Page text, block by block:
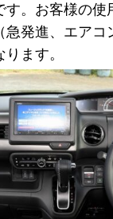
す。お客様の使
急発進、エアコ
ます。